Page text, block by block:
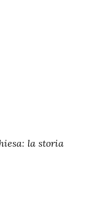
la storia